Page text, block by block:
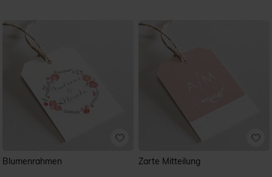
Blumenrahmen Zarte Mitteilung